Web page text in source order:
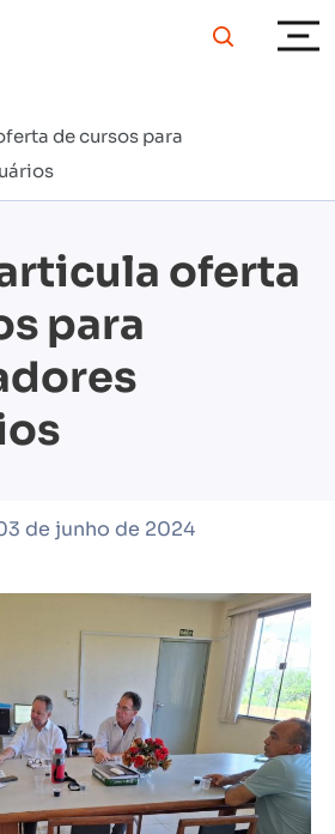
de cursos para
oferta
para
de junho de 2024